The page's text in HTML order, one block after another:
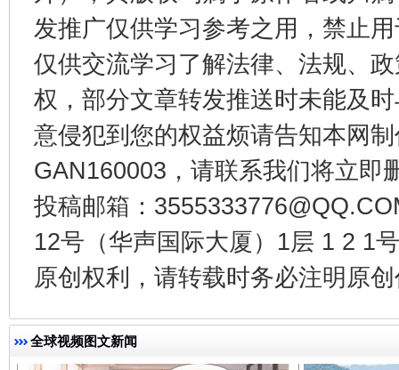
发推广仅供学习参考之用，禁止
仅供交流学习了解法律、法规、
权，部分文章转发推送时未能及
意侵犯到您的权益烦请告知本网
GAN160003，请联系我们将立即
投稿邮箱：
12号（华声国际大厦）1层 1 2 1
原创权利，请转载时务必注明原
全球视频图文新闻
千年窑火 生生不息 一